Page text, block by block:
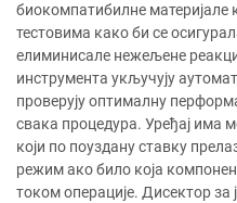
биокомпатибилне материјале
тестовима како би се
елиминисале нежељене
инструмента укључују
проверују оптималну
свака процедура. Уређај има
који по поуздану ставку
режим ако било која
током операције. Дисектор за